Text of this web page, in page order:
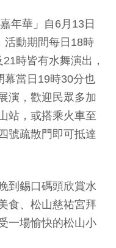
年華」自6月13日
活動期間每日18時
時皆有水舞演出，
幕當日19時30分也
演，歡迎民眾多加
站，或搭乘火車至
號疏散門即可抵達
到錫口碼頭欣賞水
食、松山慈祐宮拜
一場愉快的松山小